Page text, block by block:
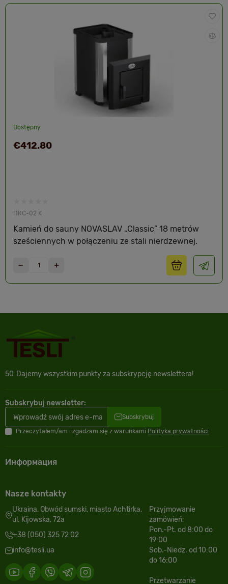
Dostępny
ПКС-02 K
Kamień do sauny NOVASLAV „Classic” 18 metrów
sześciennych w połączeniu ze stali nierdzewnej.
€412.80
50 Dajemy wszystkim punkty za subskrypcję newslettera!
Subskrybuj newsletter:
Subskrybuj
Przeczytałem/am i zgadzam się z warunkami Polityka prywatności
Информация
Nasze kontakty
Ukraina, Obwód sumski, miasto Achtirka,
ul. Kijowska, 72a
+38 (050) 325 72 02
info@tesli.ua
Przyjmowanie
zamówień:
Pon.-Pt. od 8:00 do
19:00
Sob.-Niedz. od 10:00
do 16:00
Przetwarzanie